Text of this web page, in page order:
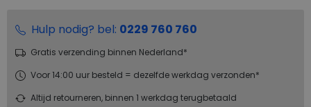
Hulp nodig? bel: 0229 760 760
Gratis verzending binnen Nederland*
Voor 14:00 uur besteld = dezelfde werkdag verzonden*
Altijd retourneren, binnen 1 werkdag terugbetaald